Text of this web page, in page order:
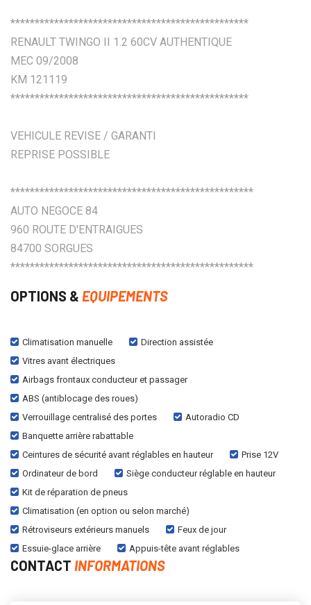
*************************************************
RENAULT TWINGO II 1.2 60CV AUTHENTIQUE
MEC 09/2008
KM 121119
*************************************************
VEHICULE REVISE / GARANTI
REPRISE POSSIBLE
**************************************************
AUTO NEGOCE 84
960 ROUTE D'ENTRAIGUES
84700 SORGUES
**************************************************
OPTIONS & EQUIPEMENTS
Climatisation manuelle
Direction assistée
Vitres avant électriques
Airbags frontaux conducteur et passager
ABS (antiblocage des roues)
Verrouillage centralisé des portes
Autoradio CD
Banquette arrière rabattable
Ceintures de sécurité avant réglables en hauteur
Prise 12V
Ordinateur de bord
Siège conducteur réglable en hauteur
Kit de réparation de pneus
Climatisation (en option ou selon marché)
Rétroviseurs extérieurs manuels
Feux de jour
Essuie-glace arrière
Appuis-tête avant réglables
CONTACT INFORMATIONS